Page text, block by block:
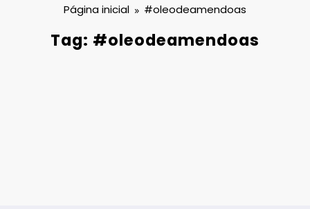
Página inicial #oleodeamendoas
Tag: #oleodeamendoas